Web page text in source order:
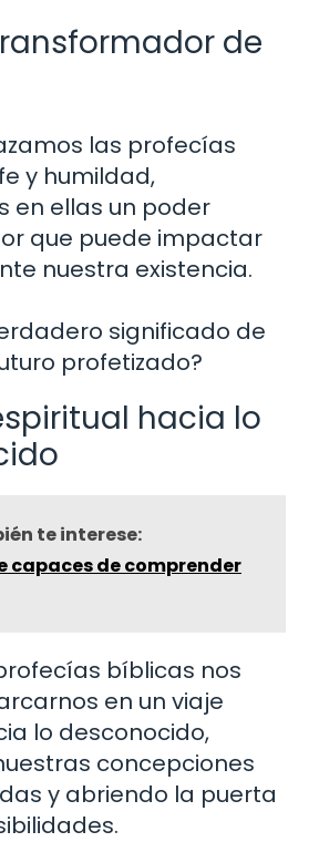
de
las profecías
y humildad,
en ellas un poder
que puede impactar
nuestra existencia.
significado de
profetizado?
hacia lo
te interese:
capaces de comprender
bíblicas nos
en un viaje
lo desconocido,
concepciones
y abriendo la puerta